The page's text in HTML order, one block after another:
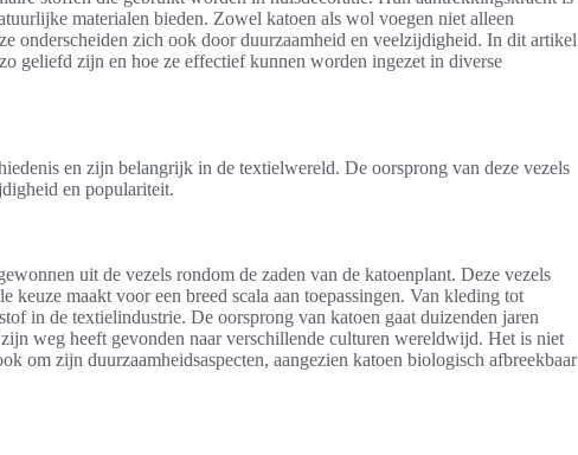
materialen bieden. Zowel katoen als wol voegen niet alleen
onderscheiden zich ook door duurzaamheid en veelzijdigheid. In dit artikel
geliefd zijn en hoe ze effectief kunnen worden ingezet in diverse
en zijn belangrijk in de textielwereld. De oorsprong van deze vezels
en populariteit.
uit de vezels rondom de zaden van de katoenplant. Deze vezels
keuze maakt voor een breed scala aan toepassingen. Van kleding tot
in de textielindustrie. De oorsprong van katoen gaat duizenden jaren
weg heeft gevonden naar verschillende culturen wereldwijd. Het is niet
om zijn duurzaamheidsaspecten, aangezien katoen biologisch afbreekbaar